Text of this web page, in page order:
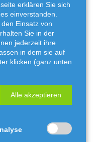
und
richtig
mit der
erklären Sie sich
einverstanden.
Einsatz von
Sie in der
jederzeit ihre
in dem sie auf
klicken (ganz unten
Alle akzeptieren